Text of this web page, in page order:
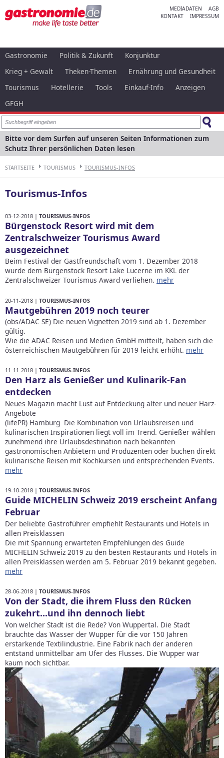
MEDIADATEN
AGB
KONTAKT
IMPRESSUM
Gastronomie Politik & Zukunft
Konjunktur
Krieg + Gewalt
Theken-Themen
Ernährung und Gesundheit
Tourismus
Hotellerie Tools Einkauf-Info
Anzeigen
GFGH
Bitte vor dem Surfen auf unseren Seiten Informationen zum
Schutz Ihrer persönlichen Daten lesen
STARTSEITE TOURISMUS TOURISMUS-INFOS
Tourismus-Infos
03-12-2018 | TOURISMUS-INFOS
Bürgenstock Resort wird mit dem
Zentralschweizer Tourismus Award
ausgezeichnet
Beim Festival der Gastfreundschaft vom 1. Dezember 2018
wurde dem Bürgenstock Resort Lake Lucerne im KKL der
Zentralschweizer Tourismus Award verliehen. mehr
20-11-2018 | TOURISMUS-INFOS
Mautgebühren 2019 noch teurer
(obs/ADAC SE) Die neuen Vignetten 2019 sind ab 1. Dezember
gültig.
Wie die ADAC Reisen und Medien GmbH mitteilt, haben sich die
österreichischen Mautgebühren für 2019 leicht erhöht. mehr
11-11-2018 | TOURISMUS-INFOS
Den Harz als Genießer und Kulinarik-Fan
entdecken
Neues Magazin macht Lust auf Entdeckung alter und neuer Harz-
Angebote
(lifePR) Hamburg Die Kombination von Urlaubsreisen und
kulinarischen Inspirationen liegt voll im Trend. Genießer wählen
zunehmend ihre Urlaubsdestination nach bekannten
gastronomischen Anbietern und Produzenten oder buchen direkt
kulinarische Reisen mit Kochkursen und entsprechenden Events.
mehr
19-10-2018 | TOURISMUS-INFOS
Guide MICHELIN Schweiz 2019 erscheint Anfang
Februar
Der beliebte Gastroführer empfiehlt Restaurants und Hotels in
allen Preisklassen
Die mit Spannung erwarteten Empfehlungen des Guide
MICHELIN Schweiz 2019 zu den besten Restaurants und Hotels in
allen Preisklassen werden am 5. Februar 2019 bekannt gegeben.
mehr
28-06-2018 | TOURISMUS-INFOS
Von der Stadt, die ihrem Fluss den Rücken
zukehrt...und ihn dennoch liebt
Von welcher Stadt ist die Rede? Von Wuppertal. Die Stadt
brauchte das Wasser der Wupper für die vor 150 Jahren
erstarkende Textilindustrie. Eine Fabrik nach der anderen
entstand unmittelbar am Ufer des Flusses. Die Wupper war
kaum noch sichtbar.